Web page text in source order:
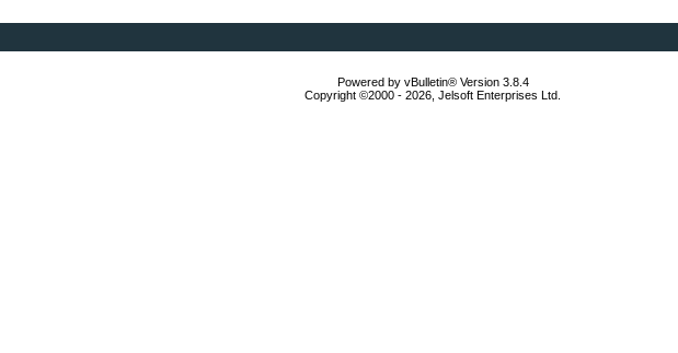
Powered by vBulletin® Version 3.8.4
Copyright ©2000 - 2026, Jelsoft Enterprises Ltd.